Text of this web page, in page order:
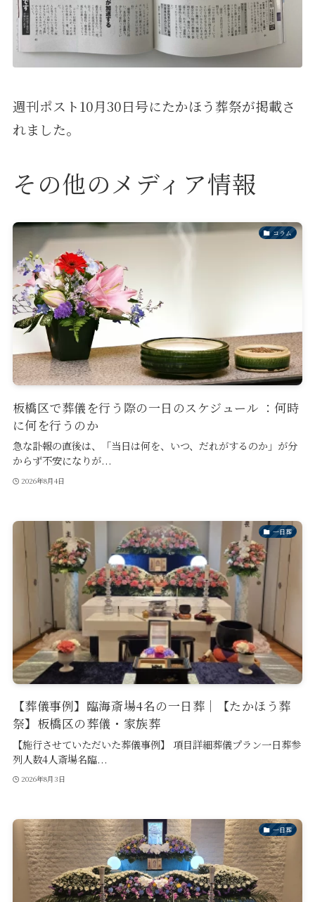
週刊ポスト10月30日号にたかほう葬祭が掲載さ
れました。
その他のメディア情報
コラム
板橋区で葬儀を行う際の一日のスケジュール ：何時
に何を行うのか
急な訃報の直後は、「当日は何を、いつ、だれがするのか」が分
からず不安になりが...
2026年8月4日
一日葬
【葬儀事例】臨海斎場4名の一日葬｜【たかほう葬
祭】板橋区の葬儀・家族葬
【施行させていただいた葬儀事例】 項目詳細葬儀プラン一日葬参
列人数4人斎場名臨...
2026年8月3日
一日葬